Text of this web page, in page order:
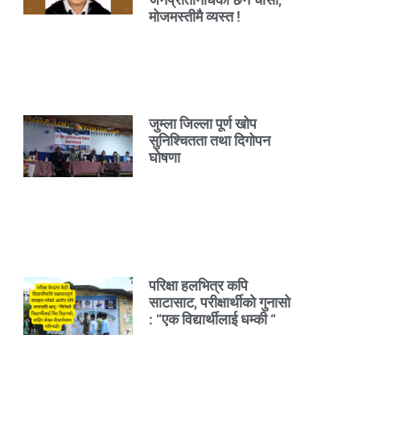
मोजमस्तीमै व्यस्त !
जुम्ला जिल्ला पूर्ण खोप
सुनिश्चितता तथा दिगोपन
घोषणा
परिक्षा हलभित्र कपि
साटासाट, परीक्षार्थीको गुनासो
: “एक विद्यार्थीलाई धम्की “